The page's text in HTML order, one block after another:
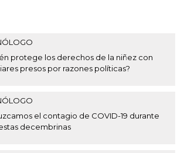
protege los derechos de la niñez con
presos por razones políticas?
el contagio de COVID-19 durante
decembrinas